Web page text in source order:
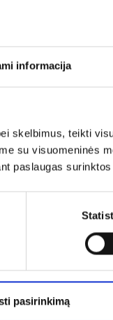
informacija
skelbimus, teikti
su visuomeninės
paslaugas
pasirinkimą
Vardas*